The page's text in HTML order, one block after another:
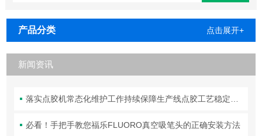
产品分类 点击展开+
新闻资讯
落实点胶机常态化维护工作持续保障生产线点胶工艺稳定合规
必看！手把手教您福乐FLUORO真空吸笔头的正确安装方法